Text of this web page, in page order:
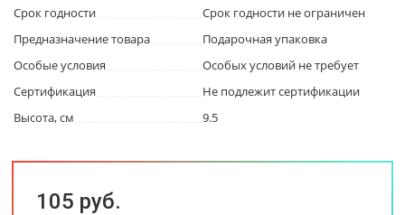
Срок годности
Срок годности не ограничен
Предназначение товара
Подарочная упаковка
Особые условия
Особых условий не требует
Сертификация
Не подлежит сертификации
Высота, см
9.5
105 руб.